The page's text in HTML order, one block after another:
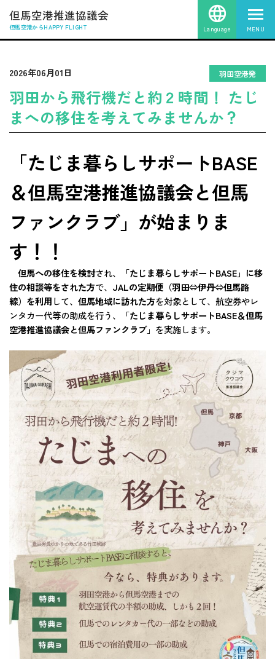
但馬空港推進協議会
但馬空港からHAPPY FLIGHT Language MENU
2026年06月01日 羽田空港発
羽田から飛行機だと約２時間！ たじ
まへの移住を考えてみませんか？
「たじま暮らしサポートBASE
＆但馬空港推進協議会と但馬
ファンクラブ」が始まりま
す！！
但馬への移住を検討され、
「たじま暮らしサポートBASE」に移
住の相談等をされた方で、 JALの定期便（羽田⇔伊丹⇔但馬路
線）を利用して、 但馬地域に訪れた方を対象として、航空券やレ
ンタカー代等の助成を行う、「たじま暮らしサポートBASE＆但馬
空港推進協議会と但馬ファンクラブ」を実施します。